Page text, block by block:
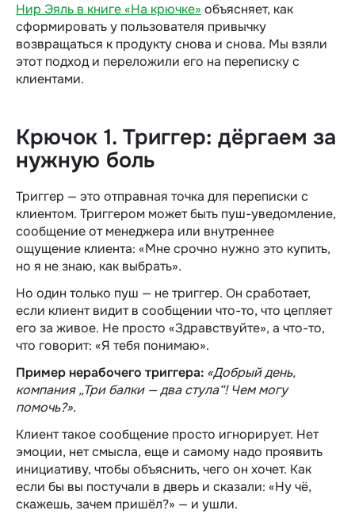
Нир Эяль в книге «На крючке» объясняет, как
сформировать у пользователя привычку
возвращаться к продукту снова и снова. Мы взяли
этот подход и переложили его на переписку с
клиентами.
Крючок 1. Триггер: дёргаем за
нужную боль
Триггер — это отправная точка для переписки с
клиентом. Триггером может быть пуш-уведомление,
сообщение от менеджера или внутреннее
ощущение клиента: «Мне срочно нужно это купить,
но я не знаю, как выбрать».
Но один только пуш — не триггер. Он сработает,
если клиент видит в сообщении что-то, что цепляет
его за живое. Не просто «Здравствуйте», а что-то,
что говорит: «Я тебя понимаю».
Пример нерабочего триггера: «Добрый день,
компания „Три балки — два стула“! Чем могу
помочь?».
Клиент такое сообщение просто игнорирует. Нет
эмоции, нет смысла, еще и самому надо проявить
инициативу, чтобы объяснить, чего он хочет. Как
если бы вы постучали в дверь и сказали: «Ну чё,
скажешь, зачем пришёл?» — и ушли.